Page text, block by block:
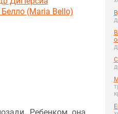
(Maria Bello)
Ребенком она